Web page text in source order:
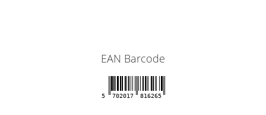
EAN Barcode
5 702017 816265